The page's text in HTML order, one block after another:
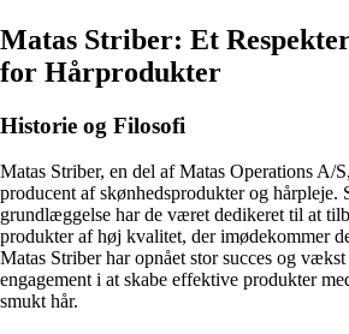
Matas Striber: Et
for Hårprodukter
Historie og Filosofi
Matas Striber, en del af Matas Operations A/
producent af skønhedsprodukter og hårpleje.
grundlæggelse har de været dedikeret til at
produkter af høj kvalitet, der imødekommer
Matas Striber har opnået stor succes og
engagement i at skabe effektive produkter
smukt hår.